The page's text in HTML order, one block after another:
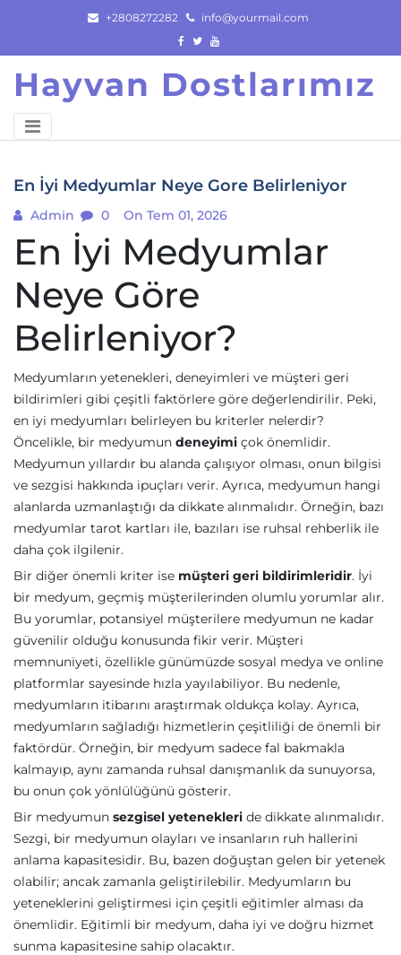
content
+2808272282 info@yourmail.com
Hayvan Dostlarımız
En İyi Medyumlar Neye Gore Belirleniyor
Admin 0 On Tem 01, 2026
En İyi Medyumlar
Neye Göre
Belirleniyor?
Medyumların yetenekleri, deneyimleri ve müşteri geri
bildirimleri gibi çeşitli faktörlere göre değerlendirilir. Peki,
en iyi medyumları belirleyen bu kriterler nelerdir?
Öncelikle, bir medyumun deneyimi çok önemlidir.
Medyumun yıllardır bu alanda çalışıyor olması, onun bilgisi
ve sezgisi hakkında ipuçları verir. Ayrıca, medyumun hangi
alanlarda uzmanlaştığı da dikkate alınmalıdır. Örneğin, bazı
medyumlar tarot kartları ile, bazıları ise ruhsal rehberlik ile
daha çok ilgilenir.
Bir diğer önemli kriter ise müşteri geri bildirimleridir. İyi
bir medyum, geçmiş müşterilerinden olumlu yorumlar alır.
Bu yorumlar, potansiyel müşterilere medyumun ne kadar
güvenilir olduğu konusunda fikir verir. Müşteri
memnuniyeti, özellikle günümüzde sosyal medya ve online
platformlar sayesinde hızla yayılabiliyor. Bu nedenle,
medyumların itibarını araştırmak oldukça kolay. Ayrıca,
medyumların sağladığı hizmetlerin çeşitliliği de önemli bir
faktördür. Örneğin, bir medyum sadece fal bakmakla
kalmayıp, aynı zamanda ruhsal danışmanlık da sunuyorsa,
bu onun çok yönlülüğünü gösterir.
Bir medyumun sezgisel yetenekleri de dikkate alınmalıdır.
Sezgi, bir medyumun olayları ve insanların ruh hallerini
anlama kapasitesidir. Bu, bazen doğuştan gelen bir yetenek
olabilir; ancak zamanla geliştirilebilir. Medyumların bu
yeteneklerini geliştirmesi için çeşitli eğitimler alması da
önemlidir. Eğitimli bir medyum, daha iyi ve doğru hizmet
sunma kapasitesine sahip olacaktır.